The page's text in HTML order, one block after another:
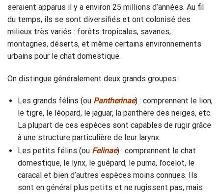
seraient apparus il y a environ 25 millions d’années. Au fil
du temps, ils se sont diversifiés et ont colonisé des
milieux très variés : forêts tropicales, savanes,
montagnes, déserts, et même certains environnements
urbains pour le chat domestique.
On distingue généralement deux grands groupes :
Les grands félins (ou Pantherinae) : comprennent le lion,
le tigre, le léopard, le jaguar, la panthère des neiges, etc.
La plupart de ces espèces sont capables de rugir grâce
à une structure particulière de leur larynx.
Les petits félins (ou Felinae) : comprennent le chat
domestique, le lynx, le guépard, le puma, l’ocelot, le
caracal et bien d’autres espèces moins connues. Ils
sont en général plus petits et ne rugissent pas, mais